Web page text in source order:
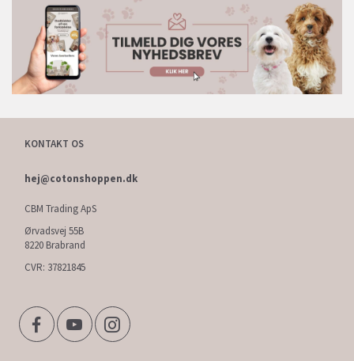
KONTAKT OS
hej@cotonshoppen.dk
CBM Trading ApS
Ørvadsvej 55B
8220 Brabrand
CVR: 37821845